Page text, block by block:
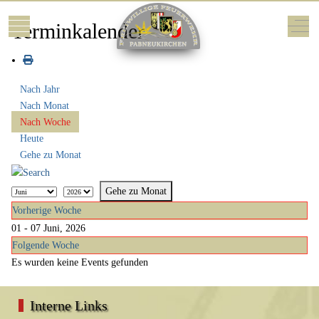
Mobile Menu Toggle Off-
Terminkalender
Nach Jahr
Nach Monat
Nach Woche
Heute
Gehe zu Monat
Gehe zu Monat
Vorherige Woche
01 - 07 Juni, 2026
Folgende Woche
Es wurden keine Events gefunden
Interne Links